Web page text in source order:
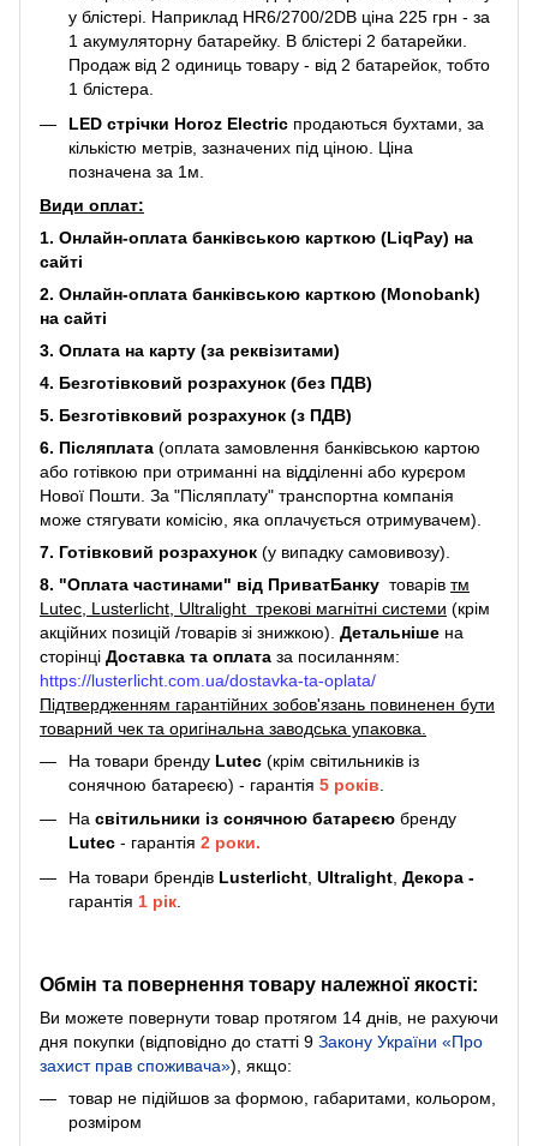
у блістері. Наприклад HR6/2700/2DB ціна 225 грн - за
1 акумуляторну батарейку. В блістері 2 батарейки.
Продаж від 2 одиниць товару - від 2 батарейок, тобто
1 блістера.
LED стрічки Horoz Electric продаються бухтами, за
кількістю метрів, зазначених під ціною. Ціна
позначена за 1м.
Види оплат:
1. Онлайн-оплата банківською карткою (LiqPay) на
сайті
2. Онлайн-оплата банківською карткою (Monobank)
на сайті
3. Оплата на карту (за реквізитами)
4. Безготівковий розрахунок (без ПДВ)
5. Безготівковий розрахунок (з ПДВ)
6. Післяплата (оплата замовлення банківською картою
або готівкою при отриманні на відділенні або курєром
Нової Пошти. За "Післяплату" транспортна компанія
може стягувати комісію, яка оплачується отримувачем).
7. Готівковий розрахунок (у випадку самовивозу).
8. "Оплата частинами" від ПриватБанку товарів тм
Lutec, Lusterlicht, Ultralight трекові магнітні системи (крім
акційних позицій /товарів зі знижкою). Детальніше на
сторінці Доставка та оплата за посиланням:
https://lusterlicht.com.ua/dostavka-ta-oplata/
Підтвердженням гарантійних зобов'язань повиненен бути
товарний чек та оригінальна заводська упаковка.
На товари бренду Lutec (крім світильників із
сонячною батареєю) - гарантія 5 років
На світильники із сонячною батареєю бренду
Lutec - гарантія 2 роки.
На товари брендів Lusterlicht Ultralight Декора -
гарантія 1 рік
Обмін та повернення товару належної якості:
Ви можете повернути товар протягом 14 днів, не рахуючи
дня покупки (відповідно до статті 9 Закону України «Про
захист прав споживача»), якщо:
товар не підійшов за формою, габаритами, кольором,
розміром